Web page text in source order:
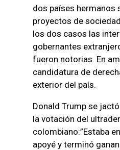
dos países hermanos
proyectos de
los dos casos las
gobernantes
fueron notorias. En
candidatura de
exterior del país.
Donald Trump se
la votación del
colombiano:”Estaba
apoyé y terminó